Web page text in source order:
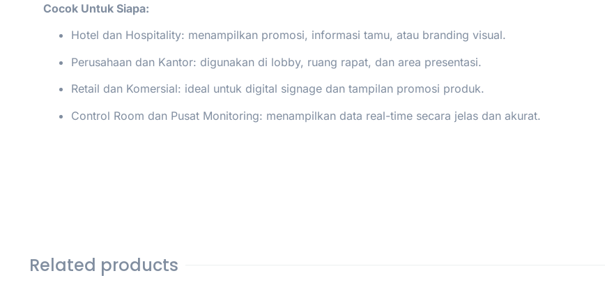
Cocok Untuk Siapa:
Hotel dan Hospitality: menampilkan promosi, informasi tamu, atau branding visual.
Perusahaan dan Kantor: digunakan di lobby, ruang rapat, dan area presentasi.
Retail dan Komersial: ideal untuk digital signage dan tampilan promosi produk.
Control Room dan Pusat Monitoring: menampilkan data real-time secara jelas dan akurat.
Related products